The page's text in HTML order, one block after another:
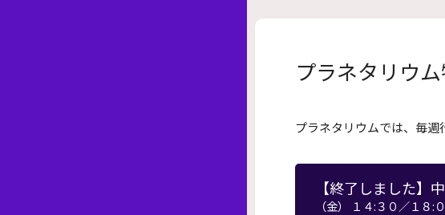
プラネタリウ
プラネタリウムでは、毎週
【終了しました】
（金） １４:３０／１８: